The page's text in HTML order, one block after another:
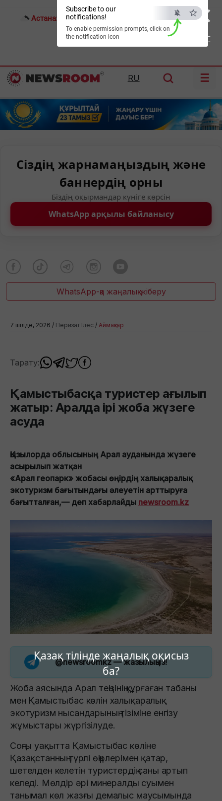
×
ESC
Қазақ тілінде жаңалық оқисыз
ба?
Subscribe to our
notifications!
To enable permission prompts, click on
the notification icon
Астана: 24°C Алматы: Шымкент:37°C
RU ☰
Сіздің жарнамаңыздың және
баннердің орны
Біздің оқырмандар күніге көрсін
WhatsApp арқылы байланысу
WhatsApp-қа жаңалық жіберу
7 шілде, 2026 / Перизат Ілес / Аймақтар
Тарату:
Қамыстыбасқа туристер ағылып
жатыр: Аралда ірі жоба жүзеге
асуда
Қызылорда облысының Арал ауданында жүзеге
асырылып жатқан
«Арал геопарк» жобасы өңірдің халықаралық
экотуризм бағытындағы әлеуетін арттыруға
бағытталған,— деп хабарлайды newsroom.kz
@newsroomkz— жазылыңыз!
Жоба аясында Арал теңізінің құрғаған табаны
мен Қамыстыбас көлін халықаралық
экотуризм нысандарының тізіміне енгізу
жұмыстары жүргізілуде.
Соңғы уақытта Қамыстыбас көліне
Қазақстанның түрлі өңірлерімен қатар,
шетелден келетін туристердің саны артып
келеді. Мөлдір әрі минералды суымен
танымал көл жазғы демалыс маусымында